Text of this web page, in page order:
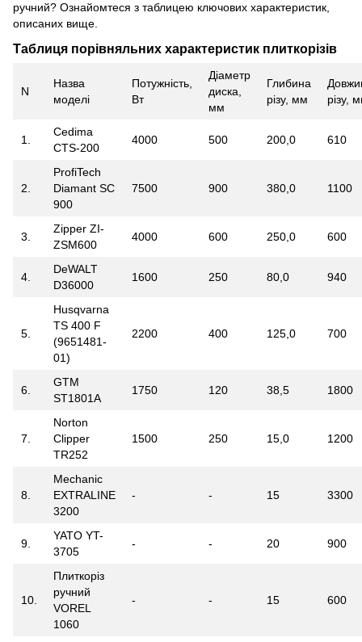
ручний? Ознайомтеся з таблицею ключових характеристик,
описаних вище.
Таблиця порівняльних характеристик плиткорізів
N
Назва
моделі
Потужність,
Вт
Діаметр
диска,
мм
Глибина
різу, мм
різу,
1.
Cedima
CTS-200
4000 500 200,0 610
2.
ProfiTech
Diamant SC
900
7500 900 380,0 1100
3.
Zipper ZI-
ZSM600
4000 600 250,0 600
4.
DeWALT
D36000
1600 250 80,0 940
5.
Husqvarna
TS 400 F
(9651481-
01)
2200 400 125,0 700
6.
GTM
ST1801A
1750 120 38,5 1800
7.
Norton
Clipper
TR252
1500 250 15,0 1200
8.
Mechanic
EXTRALINE
3200
- - 15 3300
9.
YATO YT-
3705
- - 20 900
10.
Плиткоріз
ручний
VOREL
1060
- - 15 600